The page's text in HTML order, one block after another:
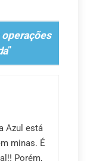
”
Azul está
minas. É
Porém,